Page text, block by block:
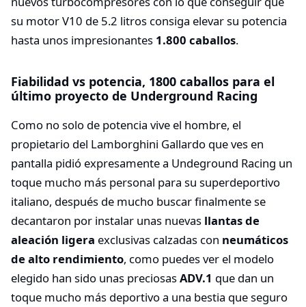
su motor V10 de 5.2 litros consiga elevar su potencia
hasta unos impresionantes 1.800 caballos.
Fiabilidad vs potencia, 1800 caballos para el
último proyecto de Underground Racing
Como no solo de potencia vive el hombre, el
propietario del Lamborghini Gallardo que ves en
pantalla pidió expresamente a Undeground Racing un
toque mucho más personal para su superdeportivo
italiano, después de mucho buscar finalmente se
decantaron por instalar unas nuevas llantas de
aleación ligera exclusivas calzadas con neumáticos
de alto rendimiento, como puedes ver el modelo
elegido han sido unas preciosasADV.1 que dan un
toque mucho más deportivo a una bestia que seguro